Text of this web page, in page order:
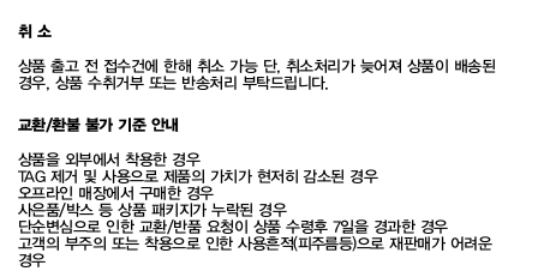
취 소
상품 출고 전 접수건에 한해 취소 가능 단, 취소처리가 늦어져 상품이 배송된
경우, 상품 수취거부 또는 반송처리 부탁드립니다.
교환/환불 불가 기준 안내
상품을 외부에서 착용한 경우
TAG 제거 및 사용으로 제품의 가치가 현저히 감소된 경우
오프라인 매장에서 구매한 경우
사은품/박스 등 상품 패키지가 누락된 경우
단순변심으로 인한 교환/반품 요청이 상품 수령후 7일을 경과한 경우
고객의 부주의 또는 착용으로 인한 사용흔적(피주름등)으로 재판매가 어려운
경우